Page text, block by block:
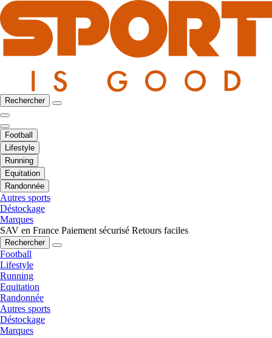
Rechercher
Football
Lifestyle
Running
Equitation
Randonnée
Autres sports
Déstockage
Marques
SAV en France Paiement sécurisé Retours faciles
Rechercher
Football
Lifestyle
Running
Equitation
Randonnée
Autres sports
Déstockage
Marques